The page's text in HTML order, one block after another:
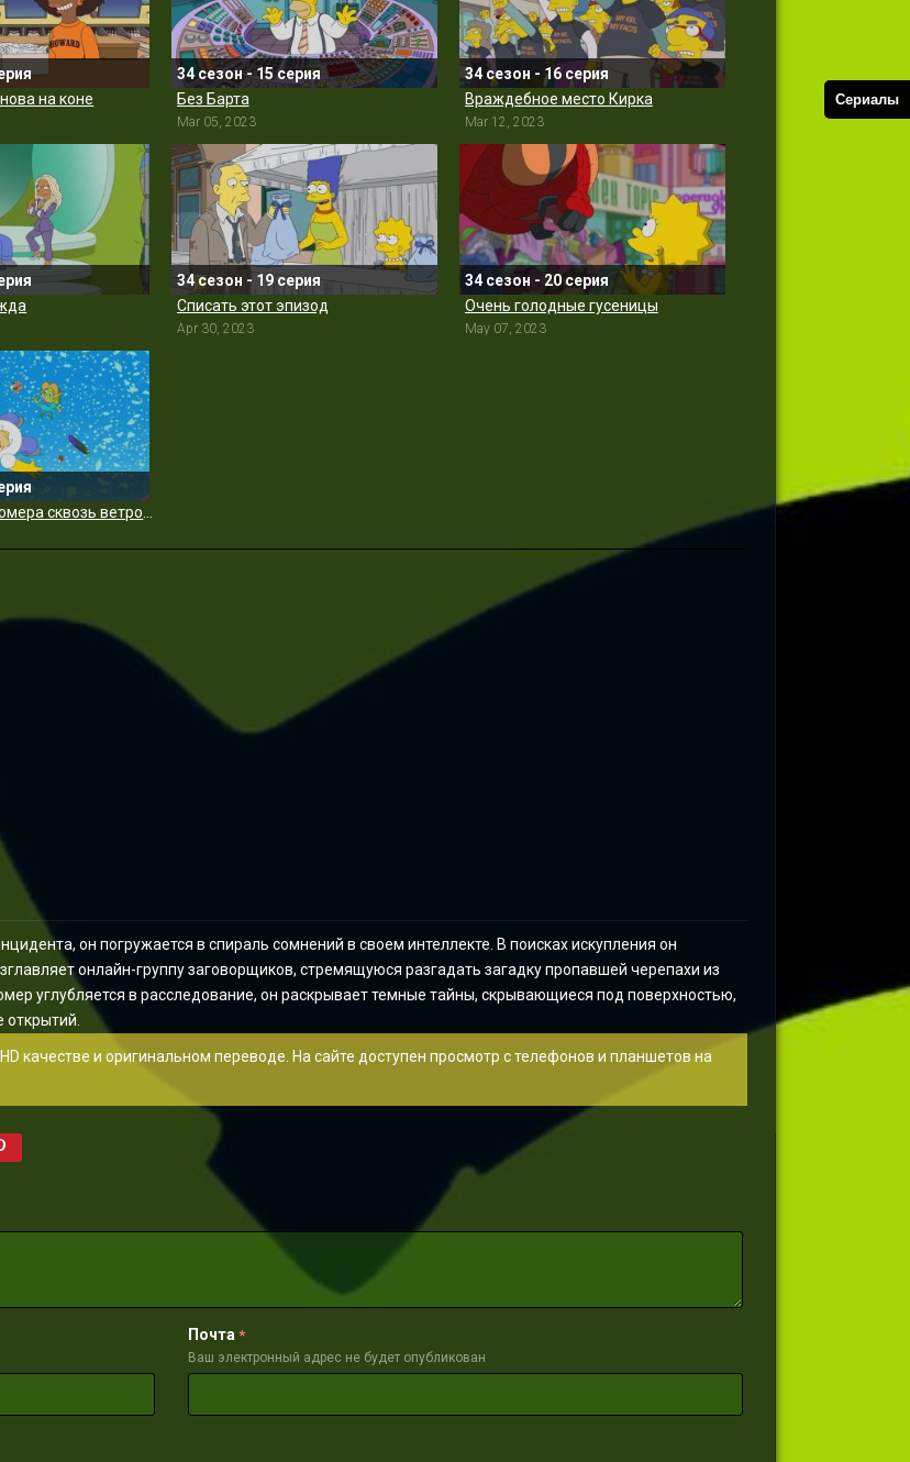
на коне
34 сезон - 15 серия
Без Барта
Mar 05, 2023
34 сезон - 16 серия
Враждебное место Кирка
Mar 12, 2023
34 сезон - 19 серия
Списать этот эпизод
Apr 30, 2023
34 сезон - 20 серия
Очень голодные гусеницы
May 07, 2023
он погружается в спираль сомнений в своем интеллекте. В поисках искупления он
онлайн-группу заговорщиков, стремящуюся разгадать загадку пропавшей черепахи из
углубляется в расследование, он раскрывает темные тайны, скрывающиеся под поверхностью,
качестве и оригинальном переводе. На сайте доступен просмотр с телефонов и планшетов на
Почта *
Ваш электронный адрес не будет опубликован
Сериалы